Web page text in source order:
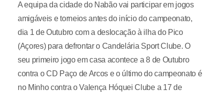
A equipa da cidade do Nabão vai participar em jogos
amigáveis e torneios antes do início do campeonato,
dia 1 de Outubro com a deslocação à ilha do Pico
(Açores) para defrontar o Candelária Sport Clube. O
seu primeiro jogo em casa acontece a 8 de Outubro
contra o CD Paço de Arcos e o último do campeonato é
no Minho contra o Valença Hóquei Clube a 17 de